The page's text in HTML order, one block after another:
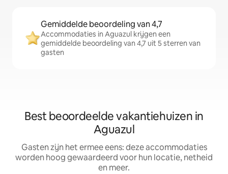
Gemiddelde beoordeling van 4,7
Accommodaties in Aguazul krijgen een
gemiddelde beoordeling van 4,7 uit 5 sterren van
gasten
Best beoordeelde vakantiehuizen in
Aguazul
Gasten zijn het ermee eens: deze accommodaties
worden hoog gewaardeerd voor hun locatie, netheid
en meer.